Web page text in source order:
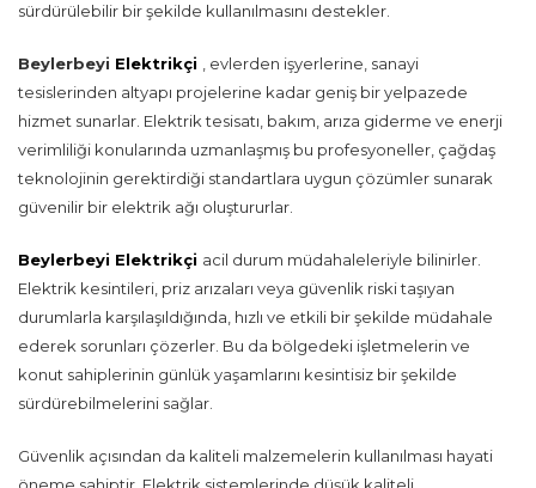
sürdürülebilir bir şekilde kullanılmasını destekler.
Beylerbeyi Elektrikçi
, evlerden işyerlerine, sanayi
tesislerinden altyapı projelerine kadar geniş bir yelpazede
hizmet sunarlar. Elektrik tesisatı, bakım, arıza giderme ve enerji
verimliliği konularında uzmanlaşmış bu profesyoneller, çağdaş
teknolojinin gerektirdiği standartlara uygun çözümler sunarak
güvenilir bir elektrik ağı oluştururlar.
Beylerbeyi Elektrikçi acil durum müdahaleleriyle bilinirler.
Elektrik kesintileri, priz arızaları veya güvenlik riski taşıyan
durumlarla karşılaşıldığında, hızlı ve etkili bir şekilde müdahale
ederek sorunları çözerler. Bu da bölgedeki işletmelerin ve
konut sahiplerinin günlük yaşamlarını kesintisiz bir şekilde
sürdürebilmelerini sağlar.
Güvenlik açısından da kaliteli malzemelerin kullanılması hayati